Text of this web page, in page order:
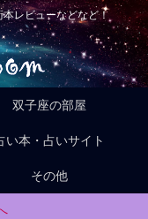
レビューなどなど！
双子座の部屋
い本・占いサイト
その他